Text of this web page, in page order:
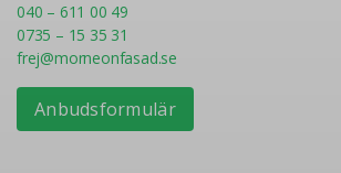
040 – 611 00 49
0735 – 15 35 31
frej@morneonfasad.se
Anbudsformulär